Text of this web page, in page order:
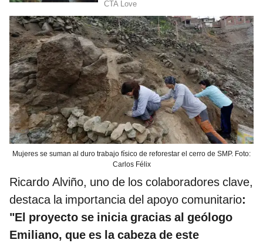
Mujeres se suman al duro trabajo físico de reforestar el cerro de SMP. Foto:
Carlos Félix
Ricardo Alviño, uno de los colaboradores clave,
destaca la importancia del apoyo comunitario:
"El proyecto se inicia gracias al geólogo
Emiliano, que es la cabeza de este